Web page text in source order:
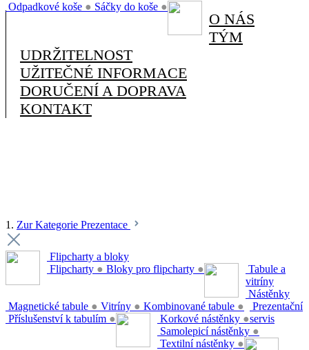
Odpadkové koše ● Sáčky do koše ●
O NÁS
TÝM
UDRŽITELNOST
UŽITEČNÉ INFORMACE
DORUČENÍ A DOPRAVA
KONTAKT
1. Zur Kategorie Prezentace
Flipcharty a bloky
Flipcharty ● Bloky pro flipcharty ●
Tabule a
vitríny
Magnetické tabule ● Vitríny ● Kombinované tabule ●
Příslušenství k tabulím ●
Nástěnky
Korkové nástěnky ●
Samolepicí nástěnky ●
Textilní nástěnky ●
Prezentační
servis